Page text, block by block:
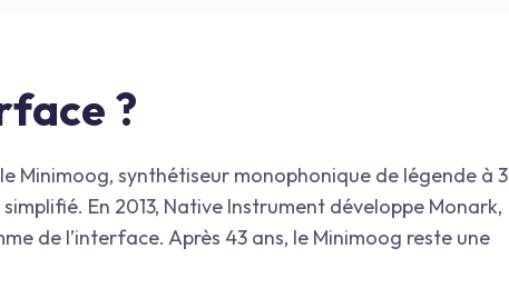
?
Minimoog, synthétiseur monophonique de légende à 3
En 2013, Native Instrument développe Monark,
de l’interface. Après 43 ans, le Minimoog reste une